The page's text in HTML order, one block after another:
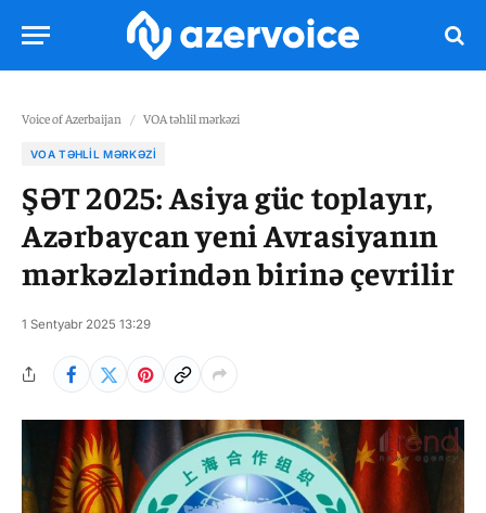
Voice of Azerbaijan / VOA təhlil mərkəzi
VOA TƏHLIL MƏRKƏZI
ŞƏT 2025: Asiya güc toplayır,
Azərbaycan yeni Avrasiyanın
mərkəzlərindən birinə çevrilir
1 Sentyabr 2025 13:29